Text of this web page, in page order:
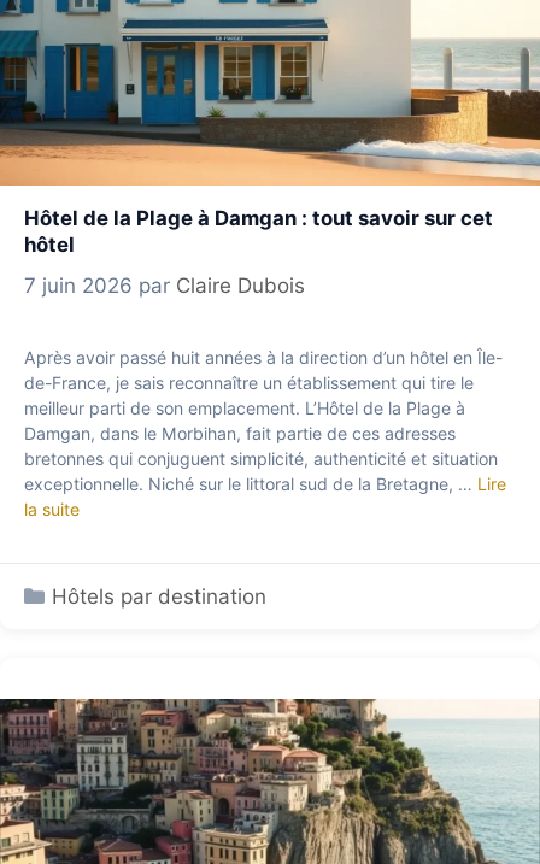
Hôtel de la Plage à Damgan : tout savoir sur cet
hôtel
7 juin 2026 par Claire Dubois
Après avoir passé huit années à la direction d’un hôtel en Île-
de-France, je sais reconnaître un établissement qui tire le
meilleur parti de son emplacement. L’Hôtel de la Plage à
Damgan, dans le Morbihan, fait partie de ces adresses
bretonnes qui conjuguent simplicité, authenticité et situation
exceptionnelle. Niché sur le littoral sud de la Bretagne, … Lire
la suite
Catégories
Hôtels par destination